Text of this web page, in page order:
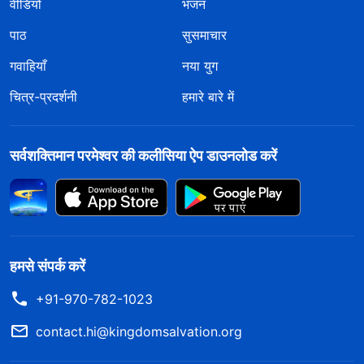
वीडियो
भजन
पाठ
सुसमाचार
गवाहियाँ
नया युग
चित्र-प्रदर्शनी
हमारे बारे में
सर्वशक्तिमान परमेश्वर की कलीसिया ऐप डाउनलोड करें
हमसे संपर्क करें
+91-970-782-1023
contact.hi@kingdomsalvation.org